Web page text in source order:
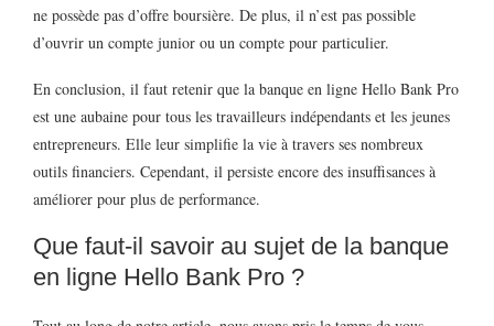
ne possède pas d’offre boursière. De plus, il n’est pas possible
d’ouvrir un compte junior ou un compte pour particulier.
En conclusion, il faut retenir que la banque en ligne Hello Bank Pro
est une aubaine pour tous les travailleurs indépendants et les jeunes
entrepreneurs. Elle leur simplifie la vie à travers ses nombreux
outils financiers. Cependant, il persiste encore des insuffisances à
améliorer pour plus de performance.
Que faut-il savoir au sujet de la banque
en ligne Hello Bank Pro ?